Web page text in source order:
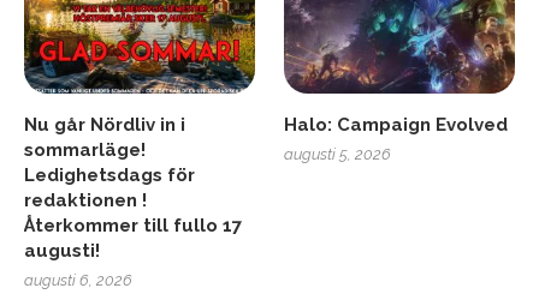
Nu går Nördliv in i
sommarläge!
Ledighetsdags för
redaktionen !
Återkommer till fullo 17
augusti!
augusti 6, 2026
Halo: Campaign Evolved
augusti 5, 2026